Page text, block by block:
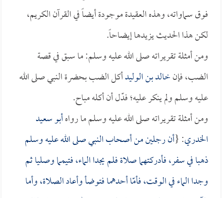
فوق سماواته، وهذه العقيدة موجودة أيضاً في القرآن الكريم،
لكن هذا الحديث يزيدها إيضاحاً.
ومن أمثلة تقريراته صلى الله عليه وسلم: ما سبق في قصة
الضب، فإنخالد بن الوليدأكل الضب بحضرة النبي صلى الله
عليه وسلم ولم ينكر عليه؛ فدّل أن أكله مباح.
ومن أمثلة تقريراته صلى الله عليه وسلم ما رواهأبو سعيد
الخدري: {أن رجلين من أصحاب النبي صلى الله عليه وسلم
ذهبا في سفر، فأدركتهما صلاة فلم يجدا الماء، فتيمما وصليا ثم
وجدا الماء في الوقت، فأمّا أحدهما فتوضأ وأعاد الصلاة، وأما